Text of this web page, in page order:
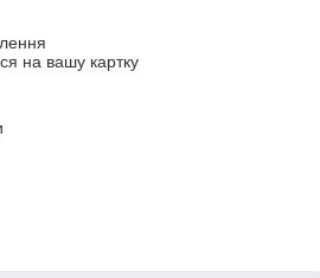
на вашу картку